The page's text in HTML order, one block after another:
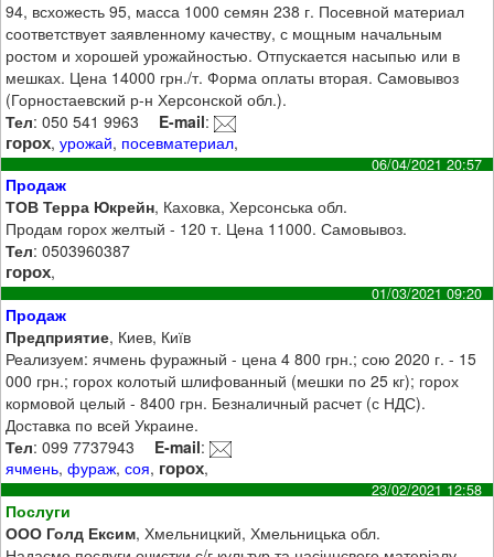
94, всхожесть 95, масса 1000 семян 238 г. Посевной материал
соответствует заявленному качеству, с мощным начальным
ростом и хорошей урожайностью. Отпускается насыпью или в
мешках. Цена 14000 грн./т. Форма оплаты вторая. Самовывоз
(Горностаевский р-н Херсонской обл.).
Тел: 050 541 9963 E-mail:
горох,урожай, посевматериал,
06/04/2021 20:57
Продаж
ТОВ Терра Юкрейн, Каховка, Херсонська обл.
Продам горох желтый - 120 т. Цена 11000. Самовывоз.
Тел: 0503960387
горох,
01/03/2021 09:20
Продаж
Предприятие, Киев, Київ
Реализуем: ячмень фуражный - цена 4 800 грн.; сою 2020 г. - 15
000 грн.; горох колотый шлифованный (мешки по 25 кг); горох
кормовой целый - 8400 грн. Безналичный расчет (с НДС).
Доставка по всей Украине.
Тел: 099 7737943 E-mail:
ячмень,фураж,соя, горох,
23/02/2021 12:58
Послуги
ООО Голд Ексим, Хмельницкий, Хмельницька обл.